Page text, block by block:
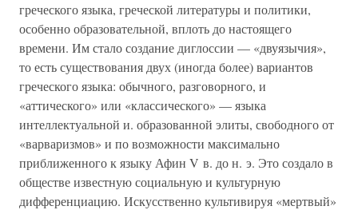
греческого языка, греческой литературы и политики,
особенно образовательной, вплоть до настоящего
времени. Им стало создание диглоссии — «двуязычия»,
то есть существования двух (иногда более) вариантов
греческого языка: обычного, разговорного, и
«аттического» или «классического» — языка
интеллектуальной и. образованной элиты, свободного от
«варваризмов» и по возможности максимально
приближенного к языку Афин V в. до н. э. Это создало в
обществе известную социальную и культурную
дифференциацию. Искусственно культивируя «мертвый»